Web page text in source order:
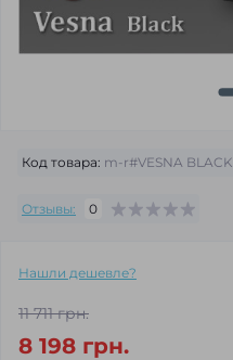
Код товара: m-r#VESNA BLACK
Отзывы: 0
Нашли дешевле?
11 711 грн.
8 198 грн.